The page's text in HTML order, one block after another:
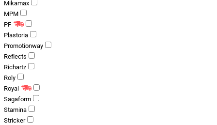
Mikamax
MPM
PF
Plastoria
Promotionway
Reflects
Richartz
Roly
Royal
Sagaform
Stamina
Stricker